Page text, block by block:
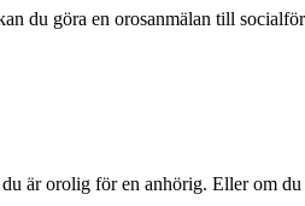
du göra en orosanmälan till
är orolig för en anhörig. Eller om